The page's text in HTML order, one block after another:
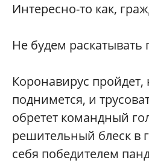
Интересно-то как,
Не будем раскатывать
Коронавирус пройдет,
поднимется, и
обретет командный
решительный блеск в
себя победителем